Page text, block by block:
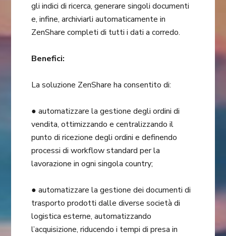
gli indici di ricerca, generare singoli documenti
e, infine, archiviarli automaticamente in
ZenShare completi di tutti i dati a corredo.
Benefici:
La soluzione ZenShare ha consentito di:
● automatizzare la gestione degli ordini di
vendita, ottimizzando e centralizzando il
punto di ricezione degli ordini e definendo
processi di workflow standard per la
lavorazione in ogni singola country;
● automatizzare la gestione dei documenti di
trasporto prodotti dalle diverse società di
logistica esterne, automatizzando
l’acquisizione, riducendo i tempi di presa in